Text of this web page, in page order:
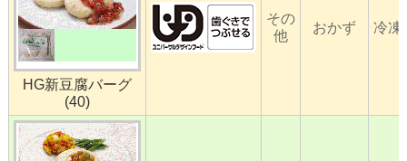
HG新豆腐バーグ
(40)
その
他
おかず 冷凍